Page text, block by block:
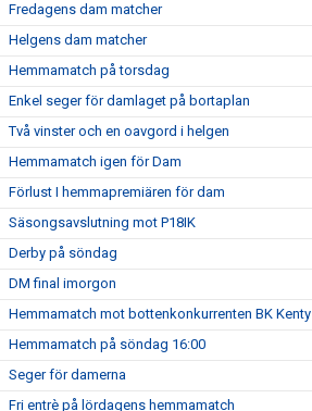
Fredagens dam matcher
Helgens dam matcher
Hemmamatch på torsdag
Enkel seger för damlaget på bortaplan
Två vinster och en oavgord i helgen
Hemmamatch igen för Dam
Förlust I hemmapremiären för dam
Säsongsavslutning mot P18IK
Derby på söndag
DM final imorgon
Hemmamatch mot bottenkonkurrenten BK Kenty
Hemmamatch på söndag 16:00
Seger för damerna
Fri entrè på lördagens hemmamatch